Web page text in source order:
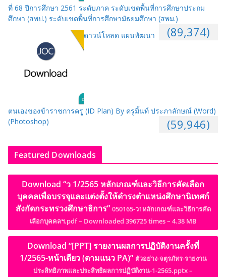
ที่ 68 ปีการศึกษา 2561 ระดับภาค ระดับเขตพื้นที่การศึกษาประถม
ศึกษา (สพป.) ระดับเขตพื้นที่การศึกษามัธยมศึกษา (สพม.)
(89,374)
ดาวน์โหลด แผนพัฒนา
ตนเองของข้าราชการครู (ID Plan) By ครูมิ้นท์ ประภาลักษณ์ (Word)
(Photoshop)
(59,946)
Featured Downloads
Download “ว 1/2565 หลักเกณฑ์และวิธีการคัดเลือก
บุคคลเพื่อบรรจุและแต่งตั้งให้ดำรงตำแหน่งศึกษานิเทศก์
สังกัดกระทรวงศึกษาธิการ” 050165-ว1หลักเกณฑ์และวิธีการคัด
เลือกบุคคลฯ.pdf – Downloaded 396725 times – 4.38 MB
Download “[PPT] รายงานผลการปฏิบัติงานครั้งที่
1/2565-หน้าเดียว (ตามแนว PA)” ตัวอย่าง-จตุรภัทร-รายงาน
ประสิทธิภาพและประสิทธิผลการปฏิบัติงาน-1-2565.pptx –